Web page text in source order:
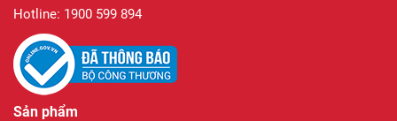
Hotline: 1900 599 894
Sản phẩm